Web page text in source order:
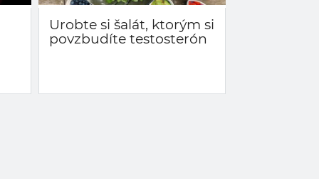
Urobte si šalát, ktorým si
povzbudíte testosterón